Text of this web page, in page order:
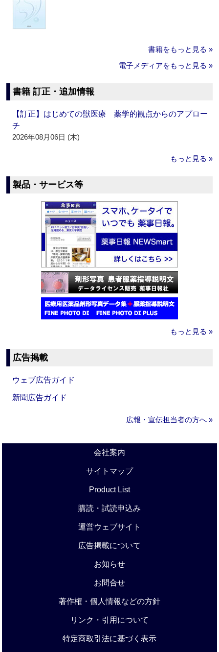
書籍をもっと見る »
電子メディアをもっと見る »
書籍 訂正・追加情報
【訂正】はじめての獣医療 薬学的観点からのアプロー
チ
2026年08月06日 (木)
もっと見る »
製品・サービス等
もっと見る »
広告掲載
ウェブ広告ガイド
新聞広告ガイド
広報・宣伝担当者の方へ »
会社案内
サイトマップ
Product List
購読・試読申込み
運営ウェブサイト
広告掲載について
お知らせ
お問合せ
著作権・個人情報などの方針
リンク・引用について
特定商取引法に基づく表示